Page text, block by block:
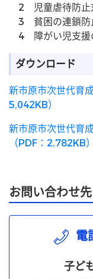
2 児童虐待防止
3 貧困の連鎖防
4 障がい児支援
ダウンロード
新市原市次世代育
5,042KB）
新市原市次世代育
（PDF：2,782KB）
お問い合わせ先
電
子ど